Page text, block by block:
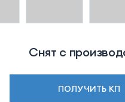
Снят с
ПОЛУЧИТЬ КП